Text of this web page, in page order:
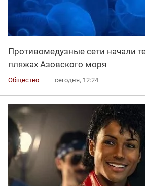
Противомедузные сети начали
пляжах Азовского моря
Общество сегодня, 12:24